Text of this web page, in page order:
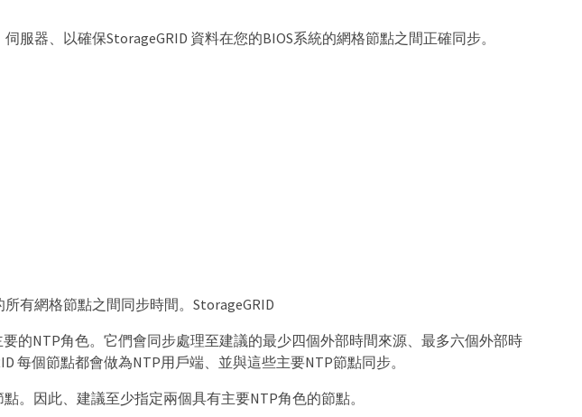
服器、以確保StorageGRID 資料在您的BIOS系統的網格節點之間正確同步。
有網格節點之間同步時間。StorageGRID
的NTP角色。它們會同步處理至建議的最少四個外部時間來源、最多六個外部時
每個節點都會做為NTP用戶端、並與這些主要NTP節點同步。
。因此、建議至少指定兩個具有主要NTP角色的節點。